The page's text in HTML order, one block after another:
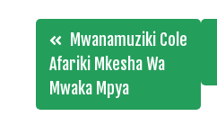
Post
navigation
Mwanamuziki Cole
Afariki Mkesha Wa
Mwaka Mpya